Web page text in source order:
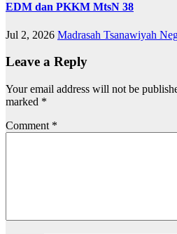
EDM dan PKKM MtsN 38
Jul 2, 2026 Madrasah Tsanawiyah
Leave a Reply
Your email address will not be
marked *
Comment *